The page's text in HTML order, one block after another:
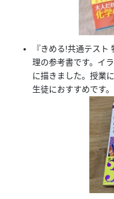
『きめる!共通テス
理の参考書です。イ
に描きました。授業
生徒におすすめです。